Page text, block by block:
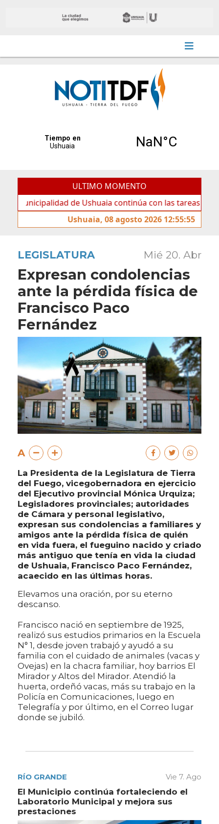
ULTIMO MOMENTO
de Ushuaia continúa con las tareas de
Ushuaia, 08 agosto 2026 12:55:55
LEGISLATURA Mié 20. Abr
Expresan condolencias
ante la pérdida física de
Francisco Paco
Fernández
A
La Presidenta de la Legislatura de Tierra
del Fuego, vicegobernadora en ejercicio
del Ejecutivo provincial Mónica Urquiza;
Legisladores provinciales; autoridades
de Cámara y personal legislativo,
expresan sus condolencias a familiares y
amigos ante la pérdida física de quién
en vida fuera, el fueguino nacido y criado
más antiguo que tenía en vida la ciudad
de Ushuaia, Francisco Paco Fernández,
acaecido en las últimas horas.
Elevamos una oración, por su eterno
descanso.
Francisco nació en septiembre de 1925,
realizó sus estudios primarios en la Escuela
N° 1, desde joven trabajó y ayudó a su
familia con el cuidado de animales (vacas y
Ovejas) en la chacra familiar, hoy barrios El
Mirador y Altos del Mirador. Atendió la
huerta, ordeñó vacas, más su trabajo en la
Policía en Comunicaciones, luego en
Telegrafía y por último, en el Correo lugar
donde se jubiló.
RÍO GRANDE Vie 7. Ago
El Municipio continúa fortaleciendo el
Laboratorio Municipal y mejora sus
prestaciones